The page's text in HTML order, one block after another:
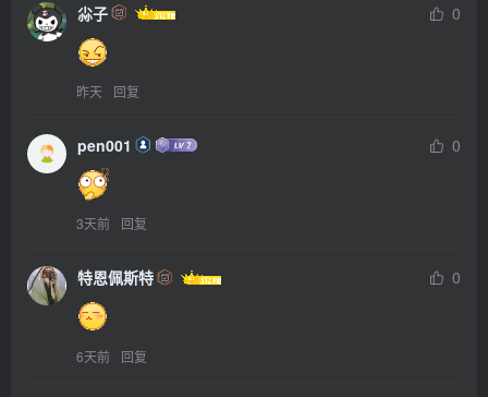
尛子 0
昨天 回复
pen001 0
3天前 回复
特恩佩斯特 0
6天前 回复